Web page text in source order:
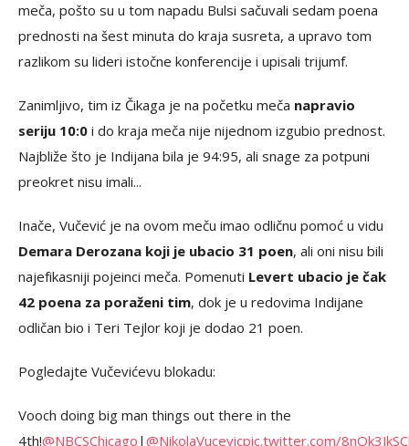
meča, pošto su u tom napadu Bulsi sačuvali sedam poena
prednosti na šest minuta do kraja susreta, a upravo tom
razlikom su lideri istočne konferencije i upisali trijumf.
Zanimljivo, tim iz Čikaga je na početku meča napravio
seriju 10:0 i do kraja meča nije nijednom izgubio prednost.
Najbliže što je Indijana bila je 94:95, ali snage za potpuni
preokret nisu imali...
Inače, Vučević je na ovom meču imao odličnu pomoć u vidu
Demara Derozana koji je ubacio 31 poen, ali oni nisu bili
najefikasniji pojeinci meča. Pomenuti Levert ubacio je čak
42 poena za poraženi tim, dok je u redovima Indijane
odličan bio i Teri Tejlor koji je dodao 21 poen.
Pogledajte Vučevićevu blokadu:
Vooch doing big man things out there in the
4th!@NBCSChicago | @NikolaVucevicpic.twitter.com/